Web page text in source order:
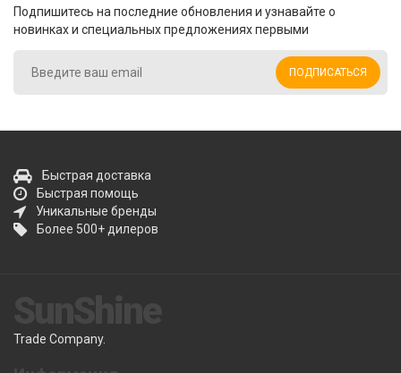
Подпишитесь на последние обновления и узнавайте о
новинках и специальных предложениях первыми
ПОДПИСАТЬСЯ
Быстрая доставка
Быстрая помощь
Уникальные бренды
Более 500+ дилеров
Trade Company.